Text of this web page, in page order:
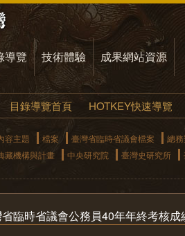
導覽 技術體驗 成果網站資源
目錄導覽首頁 HOTKEY快速導覽
容主題 檔案 臺灣省臨時省議會檔案
總
藏機構與計畫 中央研究院 臺灣史研究所
臨時省議會公務員40年年終考核成